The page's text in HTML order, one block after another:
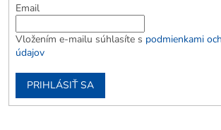
Email
Vložením e-mailu súhlasíte s podmienkami
údajov
PRIHLÁSIŤ SA